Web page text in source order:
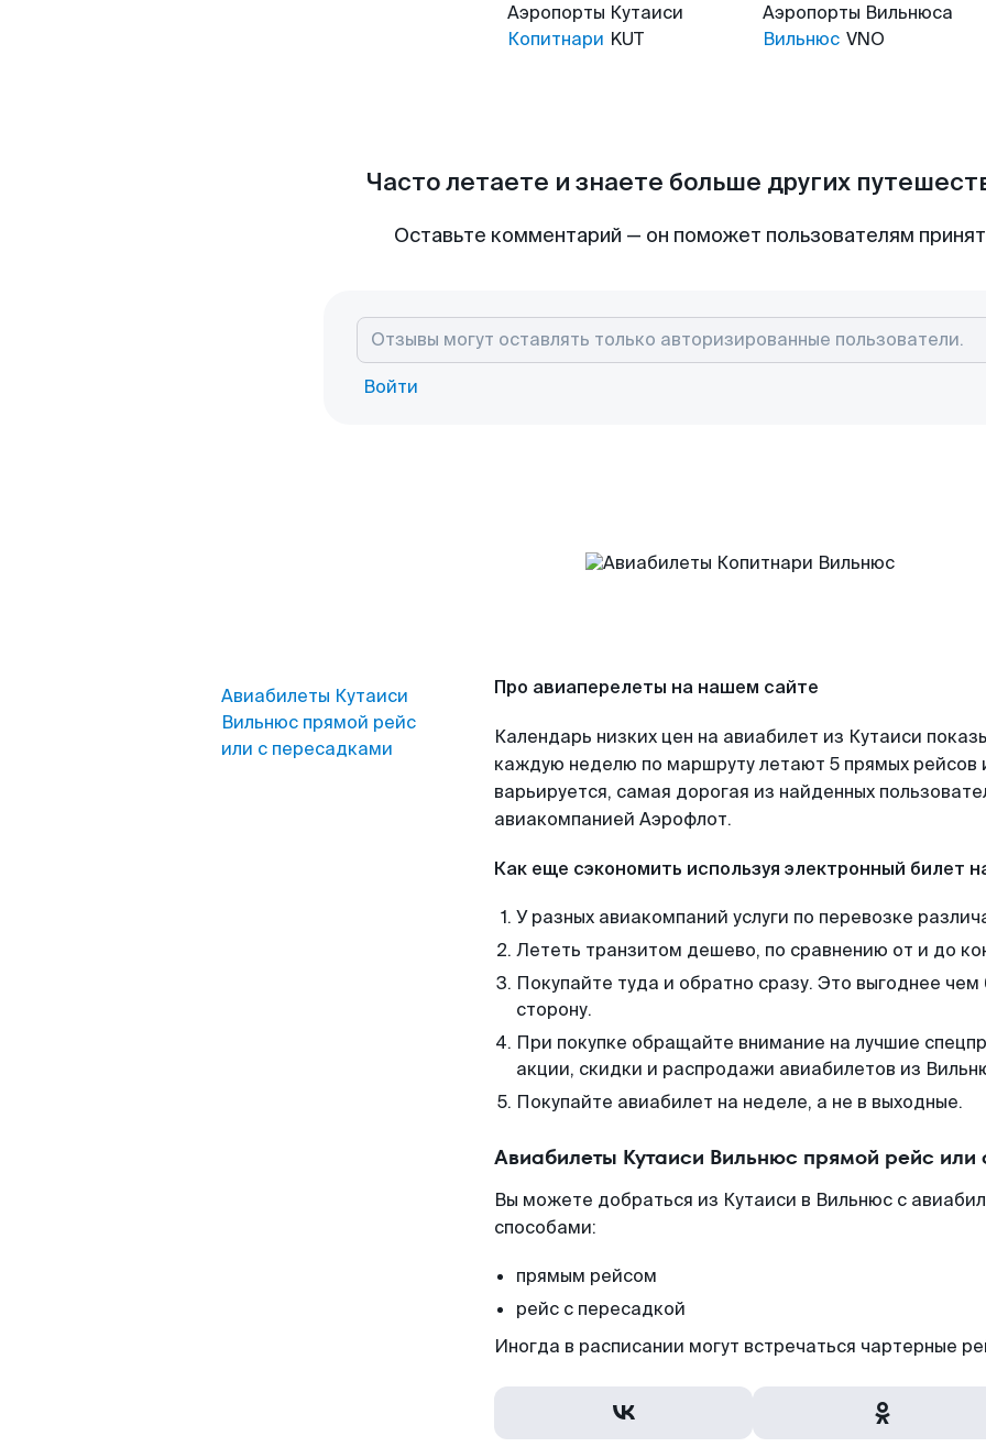
Аэропорты Кутаиси
Копитнари KUT
Аэропорты Вильнюса
Вильнюс VNO
Часто летаете и знаете больше других
Оставьте комментарий — он поможет пользователям
Войти
Авиабилеты Кутаиси
Вильнюс прямой рейс
или с пересадками
Про авиаперелеты на нашем сайте
Календарь низких цен на авиабилет из Кутаиси
каждую неделю по маршруту летают 5 прямых рейсов
варьируется, самая дорогая из найденных
авиакомпанией Аэрофлот.
Как еще сэкономить используя электронный билет
У разных авиакомпаний услуги по перевозке
Лететь транзитом дешево, по сравнению от и до
Покупайте туда и обратно сразу. Это выгоднее
сторону.
При покупке обращайте внимание на лучшие
акции, скидки и распродажи авиабилетов из
Покупайте авиабилет на неделе, а не в выходные.
Авиабилеты Кутаиси Вильнюс прямой рейс
Вы можете добраться из Кутаиси в Вильнюс с
способами:
прямым рейсом
рейс с пересадкой
Иногда в расписании могут встречаться чартерные